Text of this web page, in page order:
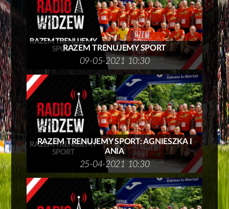
RAZEM TRENUJEMY SPORT
09-05-2021 10:30
RAZEM TRENUJEMY SPORT: AGNIESZKA I
ANIA
25-04-2021 10:30